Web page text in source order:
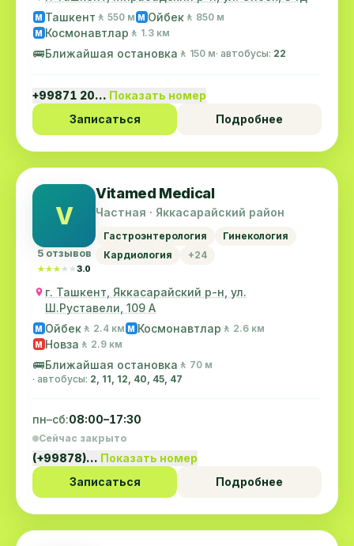
M Ташкент 🚶 550 м M Ойбек 🚶 850 м
M Космонавтлар 🚶 1.3 км
🚌Ближайшая остановка 🚶 150 м· автобусы: 22
+99871 20… Показать номер
Записаться
Подробнее
V
5 отзывов
★★★★★
★★★★★3.0
Vitamed Medical
Частная · Яккасарайский район
Гастроэнтерология
Гинекология
Кардиология
+24
г. Ташкент, Яккасарайский р-н, ул.
Ш.Руставели, 109 А
M Ойбек 🚶 2.4 км M Космонавтлар 🚶 2.6 км
M Новза 🚶 2.9 км
🚌Ближайшая остановка 🚶 70 м
· автобусы: 2, 11, 12, 40, 45, 47
пн–сб:08:00–17:30
Сейчас закрыто
(+99878)… Показать номер
Записаться
Подробнее